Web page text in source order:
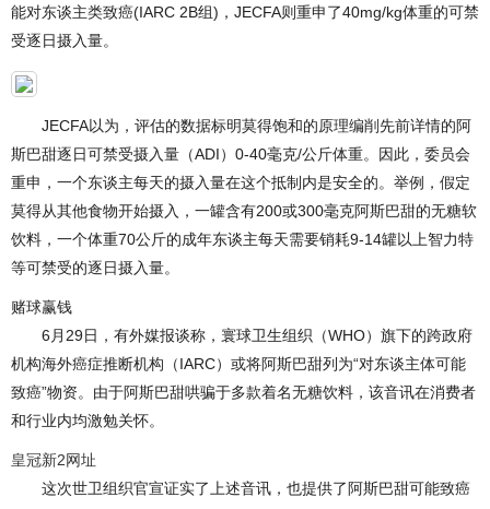
能对东谈主类致癌(IARC 2B组)，JECFA则重申了40mg/kg体重的可禁
受逐日摄入量。
JECFA以为，评估的数据标明莫得饱和的原理编削先前详情的阿
斯巴甜逐日可禁受摄入量（ADI）0-40毫克/公斤体重。因此，委员会
重申，一个东谈主每天的摄入量在这个抵制内是安全的。举例，假定
莫得从其他食物开始摄入，一罐含有200或300毫克阿斯巴甜的无糖软
饮料，一个体重70公斤的成年东谈主每天需要销耗9-14罐以上智力特
等可禁受的逐日摄入量。
赌球赢钱
6月29日，有外媒报谈称，寰球卫生组织（WHO）旗下的跨政府
机构海外癌症推断机构（IARC）或将阿斯巴甜列为“对东谈主体可能
致癌”物资。由于阿斯巴甜哄骗于多款着名无糖饮料，该音讯在消费者
和行业内均激勉关怀。
皇冠新2网址
这次世卫组织官宣证实了上述音讯，也提供了阿斯巴甜可能致癌